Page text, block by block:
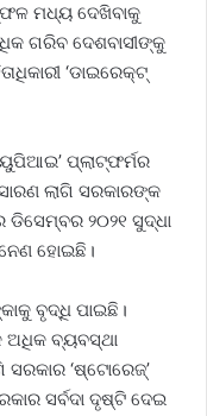
ମଧ୍ୟ ଦେଖିବାକୁ
ଗରିବ ଦେଶବାସୀଙ୍କୁ
‘ଡାଇରେକ୍ଟ୍‌
ପ୍ଲାଟ୍‌ଫର୍ମର
ଲାଗି ସରକାରଙ୍କ
୨୦୨୧ ସୁଦ୍ଧା
ହୋଇଛି।
ବୃଦ୍ଧି ପାଇଛି।
ଅଧିକ ବ୍ୟବସ୍ଥା
‘ଷ୍ଟୋରେଜ୍‌’
ସର୍ବଦା ଦୃଷ୍ଟି ଦେଇ